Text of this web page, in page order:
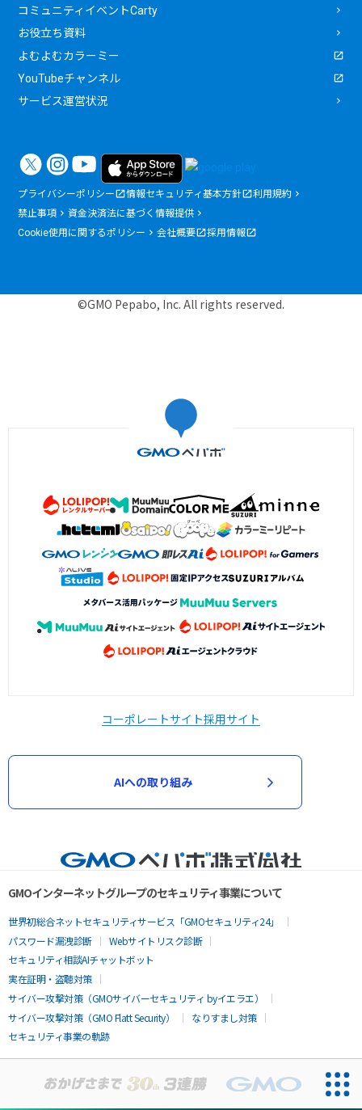
コミュニティイベントCarty
お役立ち資料
よむよむカラーミー
YouTubeチャンネル
サービス運営状況
プライバシーポリシー 情報セキュリティ基本方針
利用規約
禁止事項
資金決済法に基づく情報提供
Cookie使用に関するポリシー
会社概要 採用情報
©GMO Pepabo, Inc. All rights reserved.
コーポレートサイト採用サイト
AIへの取り組み
GMOインターネットグループのセキュリティ事業について
世界初総合ネットセキュリティサービス「GMOセキュリティ24」
パスワード漏洩診断
Webサイトリスク診断
セキュリティ相談AIチャットボット
実在証明・盗聴対策
サイバー攻撃対策（GMOサイバーセキュリティ byイエラエ）
サイバー攻撃対策（GMO Flatt Security）
なりすまし対策
セキュリティ事業の軌跡